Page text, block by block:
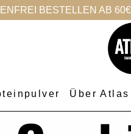
BESTELLEN AB
Über Atlas